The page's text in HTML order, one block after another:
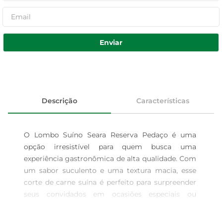
Enviar
Descrição Características
O Lombo Suíno Seara Reserva Pedaço é uma
opção irresistível para quem busca uma
experiência gastronômica de alta qualidade. Com
um sabor suculento e uma textura macia, esse
corte de carne suína é perfeito para surpreender
seus convidados em ocasiões especiais ou